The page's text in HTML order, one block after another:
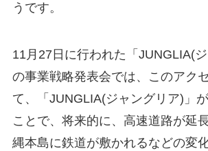
うです。
11月27日に行われた「JUNGLIA(ジ
の事業戦略発表会では、このアク
て、「JUNGLIA(ジャングリア)」
ことで、将来的に、高速道路が延
縄本島に鉄道が敷かれるなどの変